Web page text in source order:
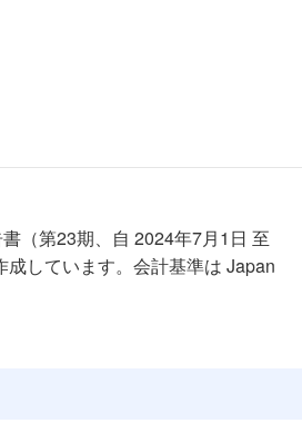
（第23期、自 2024年7月1日 至
しています。会計基準は Japan